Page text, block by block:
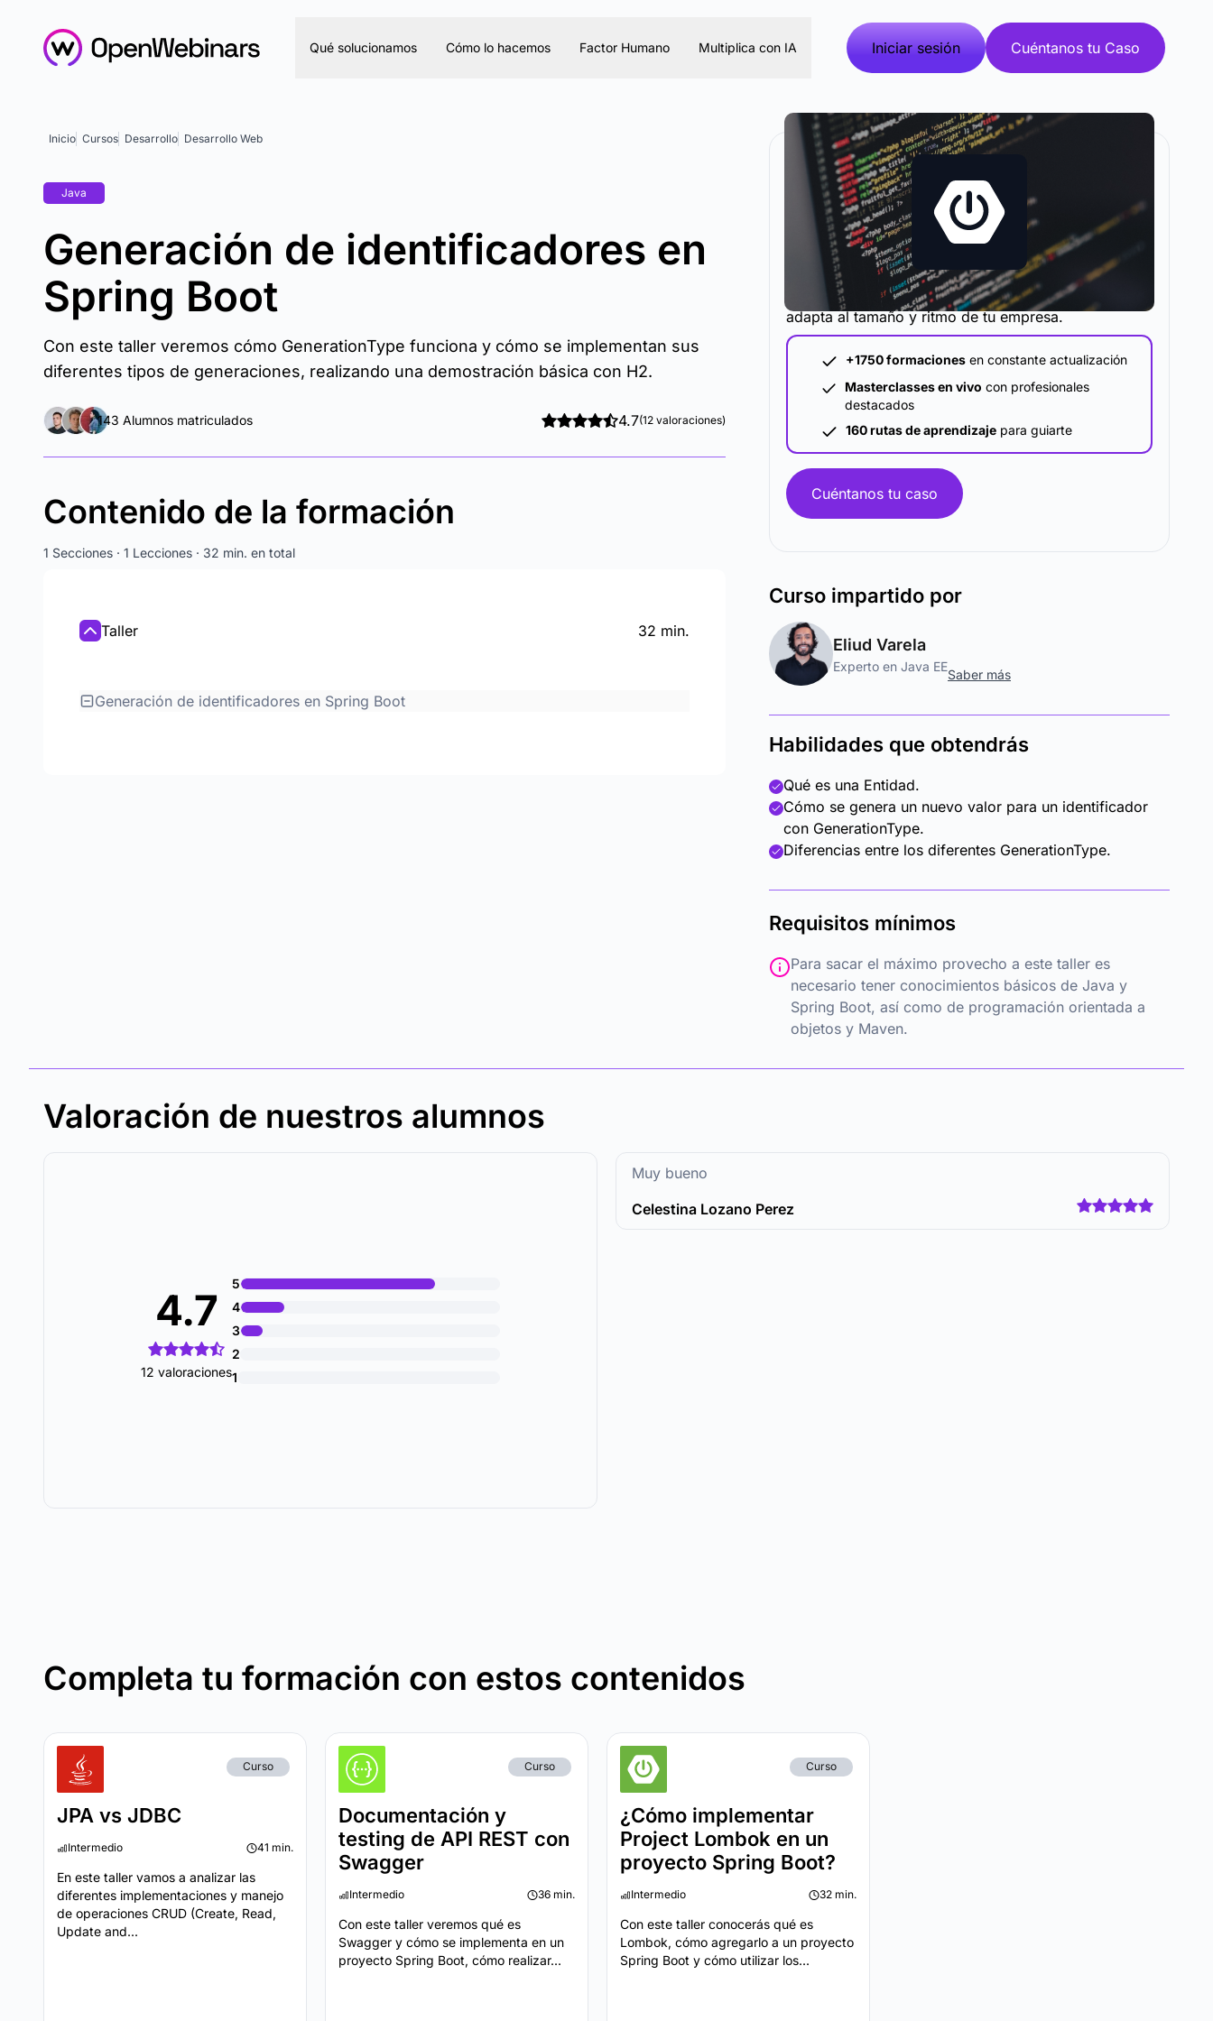
Qué solucionamos Cómo lo hacemos Factor Humano Multiplica con IA Iniciar sesión Cuéntanos tu Caso
Inicio Cursos Desarrollo Desarrollo Web
Java
Generación de identificadores en
Spring Boot
Con este taller veremos cómo GenerationType funciona y cómo se implementan sus
diferentes tipos de generaciones, realizando una demostración básica con H2.
143 Alumnos matriculados 4.7(12 valoraciones)
La metodología y plataforma de formación que se
adapta al tamaño y ritmo de tu empresa.
+1750 formaciones en constante actualización
Masterclasses en vivo con profesionales
destacados
160 rutas de aprendizaje para guiarte
Cuéntanos tu caso
Curso impartido por
Eliud Varela
Experto en Java EE
Saber más
Contenido de la formación
1 Secciones · 1 Lecciones · 32 min. en total
Taller 32 min.
Generación de identificadores en Spring Boot
Habilidades que obtendrás
Qué es una Entidad.
Cómo se genera un nuevo valor para un identificador
con GenerationType.
Diferencias entre los diferentes GenerationType.
Requisitos mínimos
Para sacar el máximo provecho a este taller es
necesario tener conocimientos básicos de Java y
Spring Boot, así como de programación orientada a
objetos y Maven.
Valoración de nuestros alumnos
4.7
12 valoraciones
5
4
3
2
1
Muy bueno
Celestina Lozano Perez
Completa tu formación con estos contenidos
Curso
JPA vs JDBC
Intermedio 41 min.
En este taller vamos a analizar las
diferentes implementaciones y manejo
de operaciones CRUD (Create, Read,
Update and...
Curso
Documentación y
testing de API REST con
Swagger
Intermedio 36 min.
Con este taller veremos qué es
Swagger y cómo se implementa en un
proyecto Spring Boot, cómo realizar...
Curso
¿Cómo implementar
Project Lombok en un
proyecto Spring Boot?
Intermedio 32 min.
Con este taller conocerás qué es
Lombok, cómo agregarlo a un proyecto
Spring Boot y cómo utilizar los...